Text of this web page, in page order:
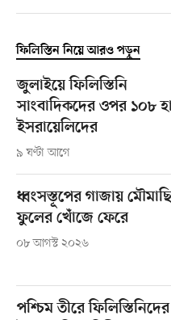
ফিলিস্তিন নিয়ে আরও পড়ুন
জুলাইয়ে ফিলিস্তিনি
সাংবাদিকদের ওপর ১০৮
ইসরায়েলিদের
৯ ঘণ্টা আগে
ধ্বংসস্তূপের গাজায়
ফুলের খোঁজে ফেরে
০৮ আগস্ট ২০২৬
পশ্চিম তীরে